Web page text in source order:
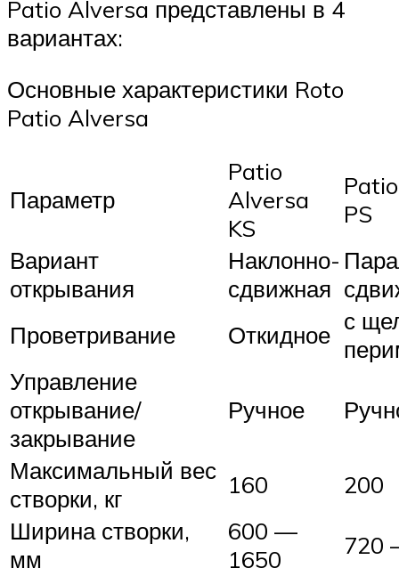
Patio Alversa представлены в 4
вариантах:
Основные характеристики Roto
Patio Alversa
Параметр
Patio
Alversa
KS
PS
Вариант
открывания
Наклонно-
сдвижная
Проветривание
Откидное с
Управление
открывание/
закрывание
Ручное
Максимальный вес
створки, кг
160
200
Ширина створки,
мм
600 —
1650
720